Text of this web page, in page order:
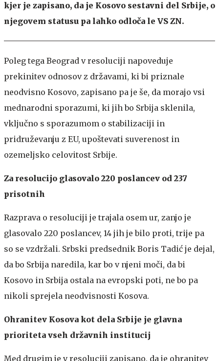
kjer je zapisano, da je Kosovo sestavni del Srbije, o
njegovem statusu pa lahko odloča le VS ZN.
Poleg tega Beograd v resoluciji napoveduje
prekinitev odnosov z državami, ki bi priznale
neodvisno Kosovo, zapisano pa je še, da morajo vsi
mednarodni sporazumi, ki jih bo Srbija sklenila,
vključno s sporazumom o stabilizaciji in
pridruževanju z EU, upoštevati suverenost in
ozemeljsko celovitost Srbije.
Za resolucijo glasovalo 220 poslancev od 237
prisotnih
Razprava o resoluciji je trajala osem ur, zanjo je
glasovalo 220 poslancev, 14 jih je bilo proti, trije pa
so se vzdržali. Srbski predsednik Boris Tadić je dejal,
da bo Srbija naredila, kar bo v njeni moči, da bi
Kosovo in Srbija ostala na evropski poti, ne bo pa
nikoli sprejela neodvisnosti Kosova.
Ohranitev Kosova kot dela Srbije je glavna
prioriteta vseh državnih institucij
Med drugim je v resoluciji zapisano, da je ohranitev